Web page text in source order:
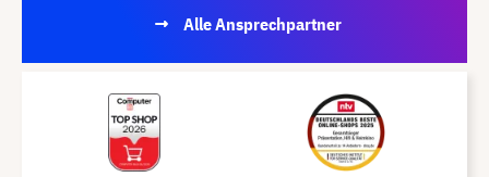
Alle Ansprechpartner